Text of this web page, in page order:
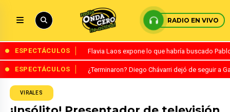
RADIO EN VIVO
ESPECTÁCULOS Flavia Laos expone lo que habría buscado
ESPECTÁCULOS ¿Terminaron? Diego Chávarri dejó de seguir a
VIRALES